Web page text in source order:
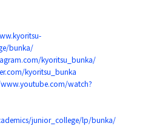
bunka/
kyoritsu_bunka/
kyoritsu_bunka
watch?
junior_college/lp/bunka/